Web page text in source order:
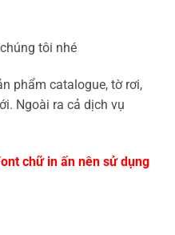
tôi nhé
phẩm catalogue, tờ rơi,
Ngoài ra cả dịch vụ
chữ in ấn nên sử dụng